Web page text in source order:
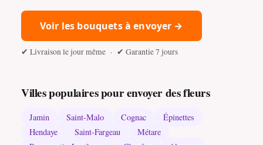
Voir les bouquets à envoyer →
✔ Livraison le jour même · ✔ Garantie 7 jours
Villes populaires pour envoyer des fleurs
Jamin Saint-Malo Cognac
Épinettes
Hendaye
Saint-Fargeau
Métare